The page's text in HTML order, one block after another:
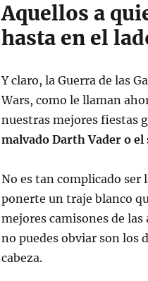
Aquellos a
hasta en el
Y claro, la Guerra de las
Wars, como le llaman
nuestras mejores fiestas
malvado Darth Vader o
No es tan complicado ser
ponerte un traje blanco
mejores camisones de
no puedes obviar son los
cabeza.